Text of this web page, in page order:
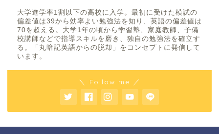
大学進学率1割以下の高校に入学。最初に受けた模試の
偏差値は39から効率よい勉強法を知り、英語の偏差値は
70を超える。大学1年の頃から学習塾、家庭教師、予備
校講師などで指導スキルを磨き、独自の勉強法を確立す
る。「丸暗記英語からの脱却」をコンセプトに発信して
います。
＼ Follow me ／